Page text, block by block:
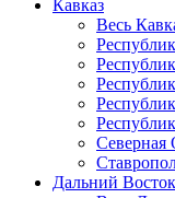
Кавказ
Весь
Северная
Дальний Восток